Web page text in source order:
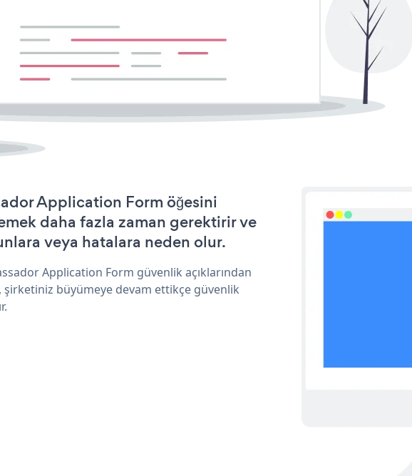
Application Form öğesini
daha fazla zaman gerektirir ve
veya hatalara neden olur.
Application Form güvenlik açıklarından
şirketiniz büyümeye devam ettikçe güvenlik